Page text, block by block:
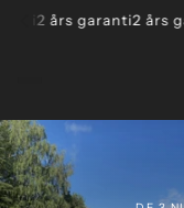
2 års garanti2 års